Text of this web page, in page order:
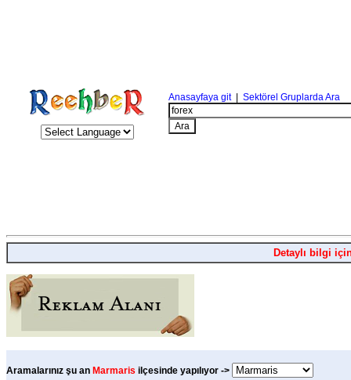
Anasayfaya git| Sektörel Gruplarda Ara
Detaylı bilgi
Aramalarınız şu an Marmaris ilçesinde yapılıyor ->